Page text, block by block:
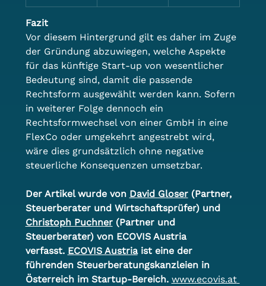
Fazit
Vor diesem Hintergrund gilt es daher im Zuge
der Gründung abzuwiegen, welche Aspekte
für das künftige Start-up von wesentlicher
Bedeutung sind, damit die passende
Rechtsform ausgewählt werden kann. Sofern
in weiterer Folge dennoch ein
Rechtsformwechsel von einer GmbH in eine
FlexCo oder umgekehrt angestrebt wird,
wäre dies grundsätzlich ohne negative
steuerliche Konsequenzen umsetzbar.
Der Artikel wurde von David Gloser (Partner,
Steuerberater und Wirtschaftsprüfer) und
Christoph Puchner (Partner und
Steuerberater) von ECOVIS Austria
verfasst. ECOVIS Austria ist eine der
führenden Steuerberatungskanzleien in
Österreich im Startup-Bereich. www.ecovis.at